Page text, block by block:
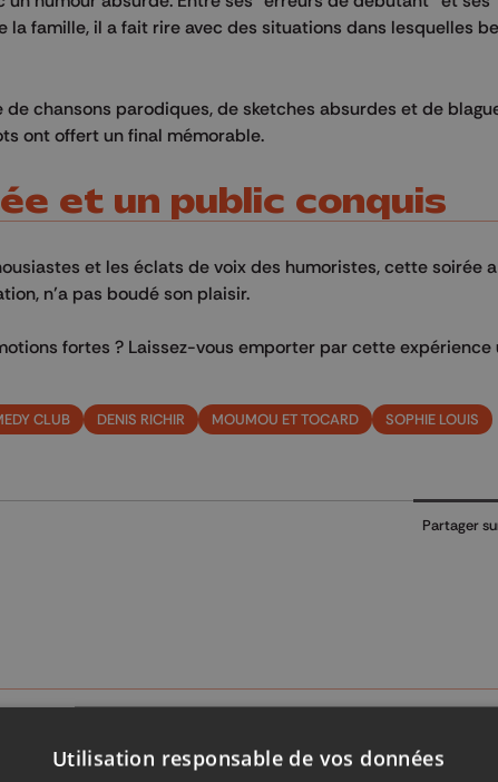
famille, il a fait rire avec des situations dans lesquelles
chansons parodiques, de sketches absurdes et de
ont offert un final mémorable.
et un public conquis
et les éclats de voix des humoristes, cette soirée
n’a pas boudé son plaisir.
fortes ? Laissez-vous emporter par cette expérience
CLUB DENIS RICHIR MOUMOU ET TOCARD
SOPHIE LOUIS
Partager
Utilisation responsable de vos données